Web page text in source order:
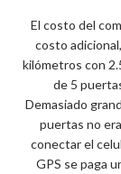
El costo del
costo
kilómetros con
de 5
Demasiado
puertas no
conectar el
GPS se paga